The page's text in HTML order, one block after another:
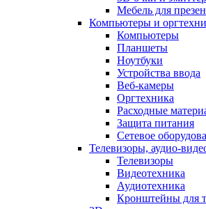
Мебель для
Компьютеры и
Компьютеры
Планшеты
Ноутбуки
Устройства ввода
Веб-камеры
Оргтехника
Расходные
Защита питания
Сетевое
Телевизоры, аудио-
Телевизоры
Видеотехника
Аудиотехника
Кронштейны для